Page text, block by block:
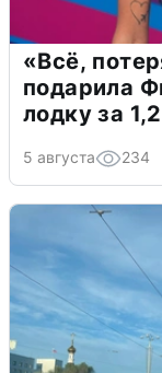
«Всё,
подарила
лодку за
5 августа 234